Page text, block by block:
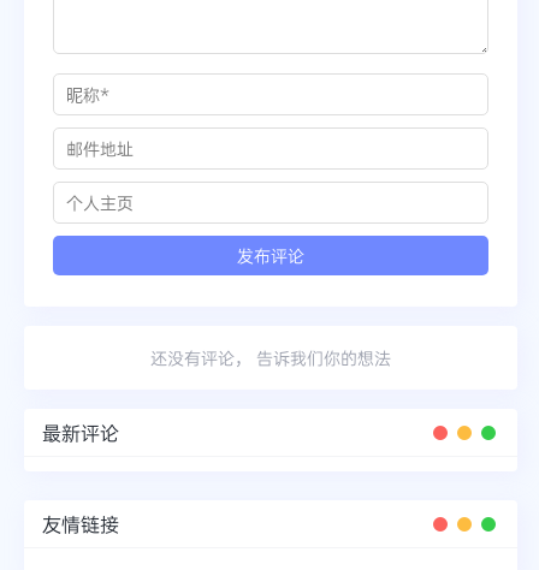
还没有评论， 告诉我们你的想法
最新评论
友情链接